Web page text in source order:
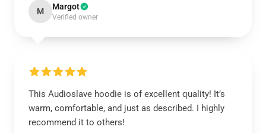
M Margot
Verified owner
This Audioslave hoodie is of excellent quality! It’s
warm, comfortable, and just as described. I highly
recommend it to others!